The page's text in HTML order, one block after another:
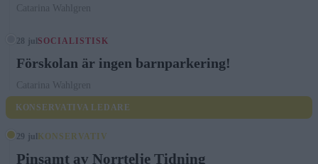
Catarina Wahlgren
28 julSOCIALISTISK
Förskolan är ingen barnparkering!
Catarina Wahlgren
KONSERVATIVA LEDARE
29 julKONSERVATIV
Pinsamt av Norrtelje Tidning